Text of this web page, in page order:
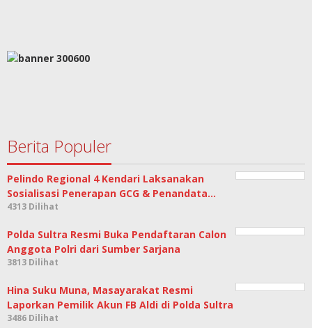
Berita Populer
Pelindo Regional 4 Kendari Laksanakan
Sosialisasi Penerapan GCG & Penandata…
4313 Dilihat
Polda Sultra Resmi Buka Pendaftaran Calon
Anggota Polri dari Sumber Sarjana
3813 Dilihat
Hina Suku Muna, Masayarakat Resmi
Laporkan Pemilik Akun FB Aldi di Polda Sultra
3486 Dilihat